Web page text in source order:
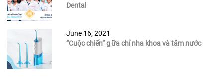
Dental
June 16, 2021
“Cuộc chiến” giữa chỉ nha khoa và tăm nước